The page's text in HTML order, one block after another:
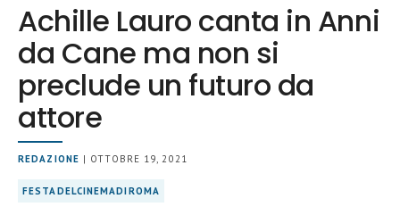
Achille Lauro canta in Anni
da Cane ma non si
preclude un futuro da
attore
REDAZIONE | OTTOBRE 19, 2021
FESTADELCINEMADIROMA